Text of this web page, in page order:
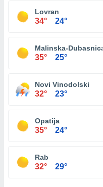
Lovran
34° 24°
Malinska-Dubasnica
35° 25°
Novi Vinodolski
32° 23°
Opatija
35° 24°
Rab
32° 29°